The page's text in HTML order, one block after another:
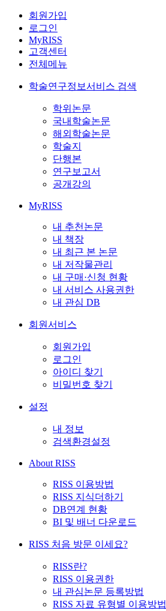
회원가입
로그인
MyRISS
고객센터
전체메뉴
학술연구정보서비스 검색
학위논문
국내학술논문
해외학술논문
학술지
단행본
연구보고서
공개강의
MyRISS
내 추천논문
내 책장
내 최근 본 논문
내 저작물관리
내 구매·신청 현황
내 서비스 사용권한
내 관심 DB
회원서비스
회원가입
로그인
아이디 찾기
비밀번호 찾기
설정
내 정보
검색환경설정
About RISS
RISS 이용방법
RISS 지식더하기
DB연계 현황
BI 및 배너 다운로드
RISS 처음 방문 이세요?
RISS란?
RISS 이용권한
내 관심논문 등록방법
RISS 자료 유형별 이용방법